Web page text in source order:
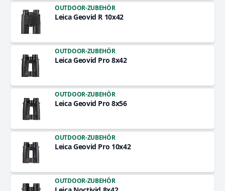
OUTDOOR-ZUBEHÖR
Leica Geovid R 10x42
OUTDOOR-ZUBEHÖR
Leica Geovid Pro 8x42
OUTDOOR-ZUBEHÖR
Leica Geovid Pro 8x56
OUTDOOR-ZUBEHÖR
Leica Geovid Pro 10x42
OUTDOOR-ZUBEHÖR